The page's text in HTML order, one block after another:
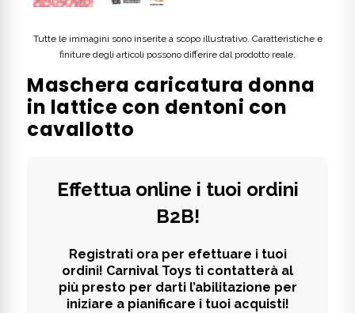
Tutte le immagini sono inserite a scopo illustrativo. Caratteristiche e
finiture degli articoli possono differire dal prodotto reale.
Maschera caricatura donna
in lattice con dentoni con
cavallotto
Effettua online i tuoi ordini
B2B!
Registrati ora per efettuare i tuoi
ordini! Carnival Toys ti contatterà al
più presto per darti l’abilitazione per
iniziare a pianificare i tuoi acquisti!